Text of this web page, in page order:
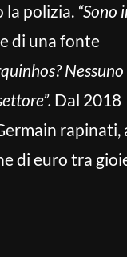
la polizia. “Sono
di una fonte
Nessuno
Dal 2018
di euro tra